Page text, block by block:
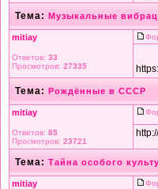
Тема: Музыкальные
mitiay
Ответов: 33
Просмотров: 27335
Тема: Рождённые в СССР
mitiay
Ответов: 85
Просмотров: 23721
Тема: Тайна особого
mitiay